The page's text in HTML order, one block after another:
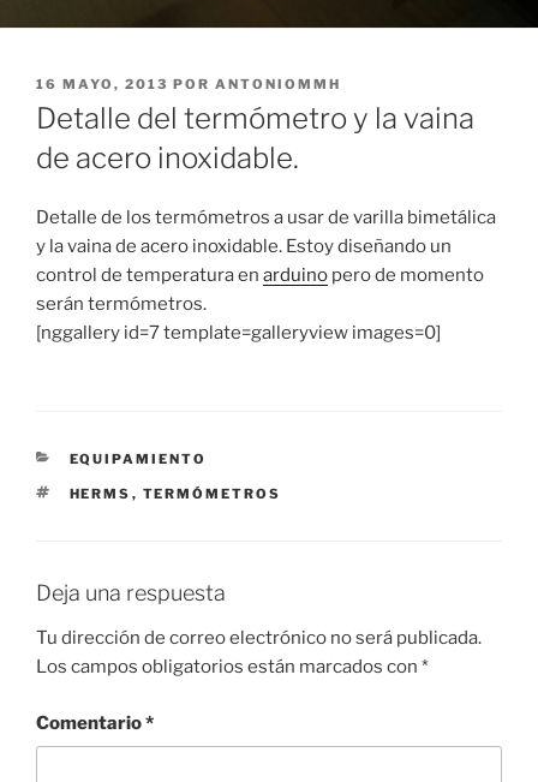
PUBLICADO
EL
16 MAYO, 2013 POR ANTONIOMMH
Detalle del termómetro y la vaina
de acero inoxidable.
Detalle de los termómetros a usar de varilla bimetálica
y la vaina de acero inoxidable. Estoy diseñando un
control de temperatura en arduino pero de momento
serán termómetros.
[nggallery id=7 template=galleryview images=0]
CATEGORÍAS
EQUIPAMIENTO
ETIQUETAS
HERMS , TERMÓMETROS
Deja una respuesta
Tu dirección de correo electrónico no será publicada.
Los campos obligatorios están marcados con *
Comentario*